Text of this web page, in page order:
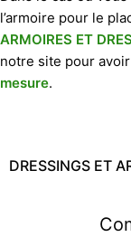
l’armoire pour le
ARMOIRES ET
notre site pour
mesure.
DRESSINGS ET